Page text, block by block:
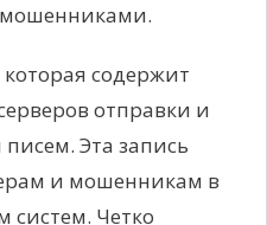
мошенниками.
содержит
отправки и
Эта запись
и мошенникам в
систем. Четко